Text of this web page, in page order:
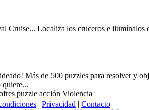
Cruise... Localiza los cruceros e ilumínalos
Más de 500 puzzles para resolver y
puzzle acción Violencia
| Privacidad | Contacto